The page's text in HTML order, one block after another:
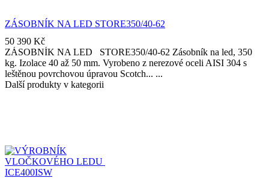
ZÁSOBNÍK NA LED STORE350/40-62
50 390 Kč
ZÁSOBNÍK NA LED STORE350/40-62 Zásobník na led, 350
kg. Izolace 40 až 50 mm. Vyrobeno z nerezové oceli AISI 304 s
leštěnou povrchovou úpravou Scotch...
Další produkty v kategorii